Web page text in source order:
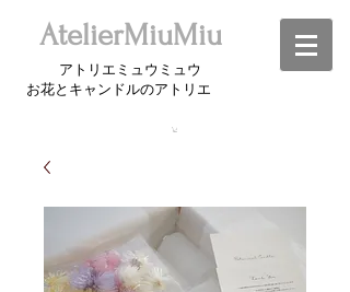
​AtelierMiuMiu
アトリエミュウミュウ
お花とキャンドルのアトリエ​